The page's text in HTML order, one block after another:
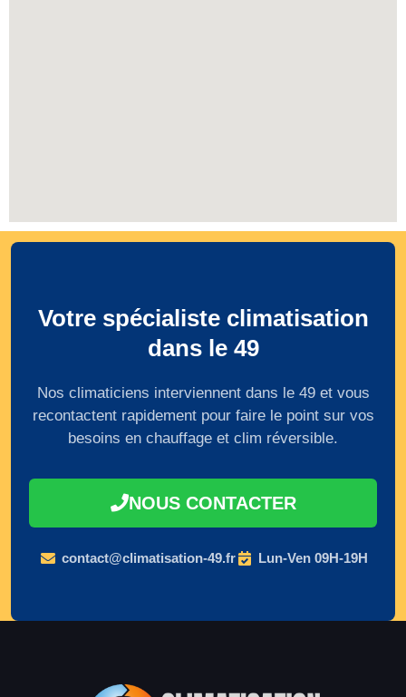
Votre spécialiste climatisation
dans le 49
Nos climaticiens interviennent dans le 49 et vous
recontactent rapidement pour faire le point sur vos
besoins en chauffage et clim réversible.
NOUS CONTACTER
contact@climatisation-49.fr Lun-Ven 09H-19H